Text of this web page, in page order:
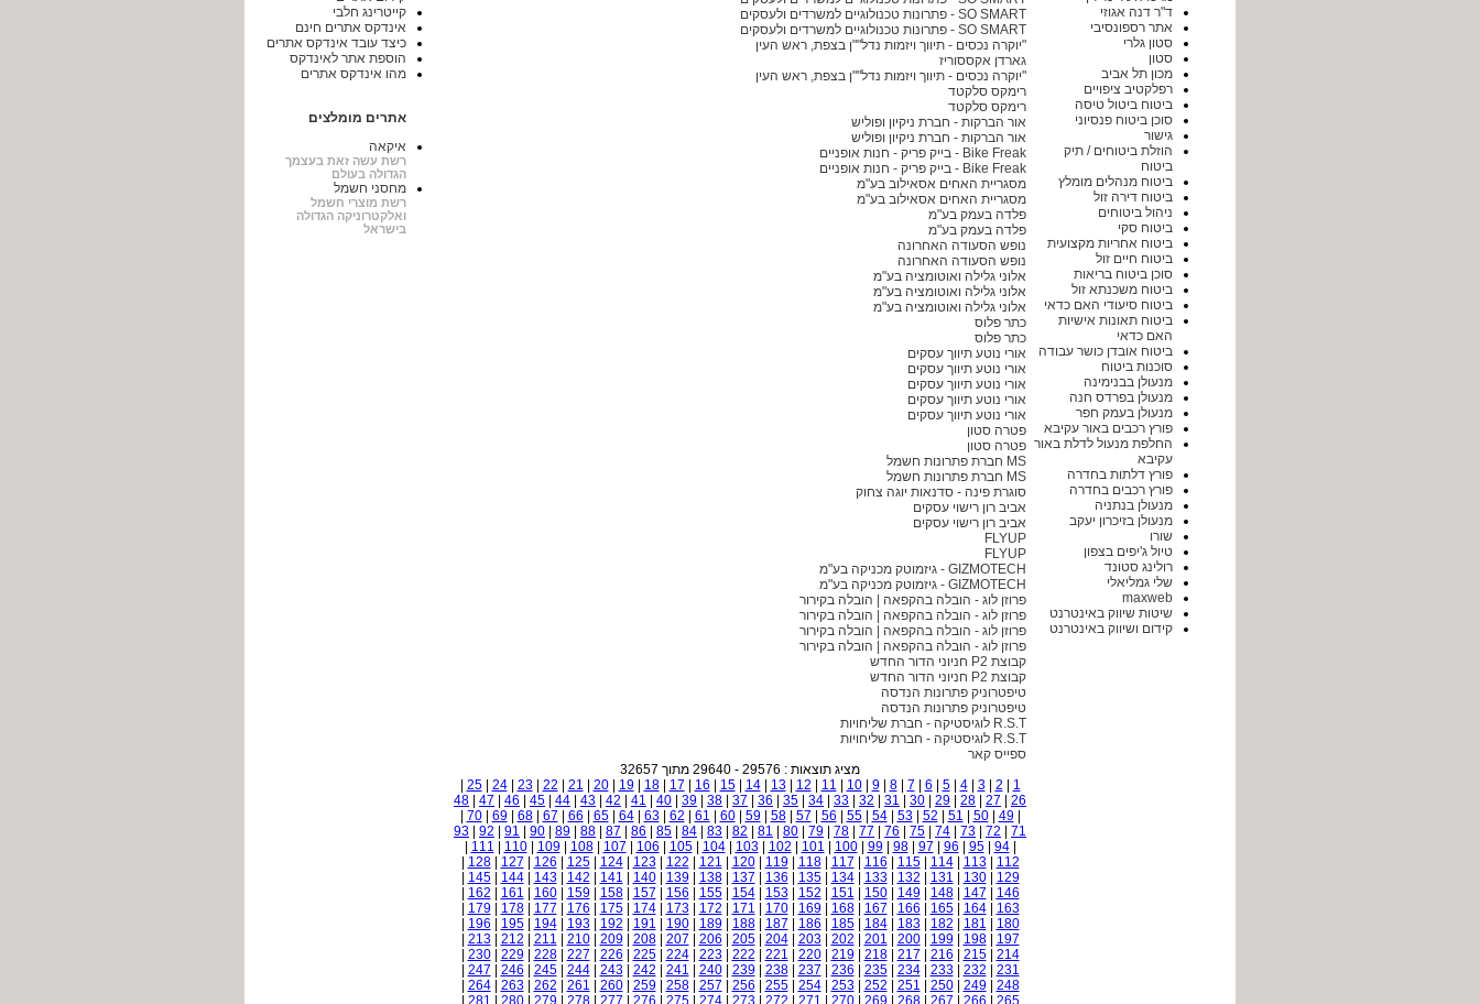
ד"ר דנה אגוזי
אתר רספונסיבי
סטון גלרי
סטון
מכון תל אביב
רפלקטיב ציפויים
ביטוח ביטול טיסה
סוכן ביטוח פנסיוני
גישור
הוזלת ביטוחים / תיק
ביטוח
ביטוח מנהלים מומלץ
ביטוח דירה זול
ניהול ביטוחים
ביטוח סקי
ביטוח אחריות מקצועית
ביטוח חיים זול
סוכן ביטוח בריאות
ביטוח משכנתא זול
ביטוח סיעודי האם כדאי
ביטוח תאונות אישיות
האם כדאי
ביטוח אובדן כושר עבודה
סוכנות ביטוח
מנעולן בבנימינה
מנעולן בפרדס חנה
מנעולן בעמק חפר
פורץ רכבים באור עקיבא
החלפת מנעול לדלת באור
עקיבא
פורץ דלתות בחדרה
פורץ רכבים בחדרה
מנעולן בנתניה
מנעולן בזיכרון יעקב
שורו
טיול ג'יפים בצפון
רולינג סטונד
שלי גמליאלי
maxweb
שיטות שיווק באינטרנט
קידום ושיווק באינטרנט
SO SMART - פתרונות טכנולוגיים למשרדים ולעסקים
SO SMART - פתרונות טכנולוגיים למשרדים ולעסקים
"יוקרה נכסים - תיווך ויזמות נדל""ן בצפת, ראש העין
גארדן אקססוריז
"יוקרה נכסים - תיווך ויזמות נדל""ן בצפת, ראש העין
רימקס סלקטד
רימקס סלקטד
אור הברקות - חברת ניקיון ופוליש
אור הברקות - חברת ניקיון ופוליש
Bike Freak - בייק פריק - חנות אופניים
Bike Freak - בייק פריק - חנות אופניים
מסגריית האחים אסאילוב בע"מ
מסגריית האחים אסאילוב בע"מ
פלדה בעמק בע"מ
פלדה בעמק בע"מ
נופש הסעודה האחרונה
נופש הסעודה האחרונה
אלוני גלילה ואוטומציה בע"מ
אלוני גלילה ואוטומציה בע"מ
אלוני גלילה ואוטומציה בע"מ
כתר פלוס
כתר פלוס
אורי נוטע תיווך עסקים
אורי נוטע תיווך עסקים
אורי נוטע תיווך עסקים
אורי נוטע תיווך עסקים
אורי נוטע תיווך עסקים
פטרה סטון
פטרה סטון
MS חברת פתרונות חשמל
MS חברת פתרונות חשמל
סוגרת פינה - סדנאות יוגה צחוק
אביב רון רישוי עסקים
אביב רון רישוי עסקים
FLYUP
FLYUP
GIZMOTECH - גיזמוטק מכניקה בע"מ
GIZMOTECH - גיזמוטק מכניקה בע"מ
פרוזן לוג - הובלה בהקפאה | הובלה בקירור
פרוזן לוג - הובלה בהקפאה | הובלה בקירור
פרוזן לוג - הובלה בהקפאה | הובלה בקירור
פרוזן לוג - הובלה בהקפאה | הובלה בקירור
קבוצת P2 חניוני הדור החדש
קבוצת P2 חניוני הדור החדש
טיפטרוניק פתרונות הנדסה
טיפטרוניק פתרונות הנדסה
R.S.T לוגיסטיקה - חברת שליחויות
R.S.T לוגיסטיקה - חברת שליחויות
ספייס קאר
מציג תוצאות : 29576 - 29640 מתוך 32657
1
2
|
3
|
4
|
5
6
7
|
8
|
9
|
10
11
12
|
13
|
14
|
15
16
17
|
18
|
19
|
20
21
22
|
23
|
24
|
25
26
27
28
29
30
31
32
33
34
35
36
37
38
39
40
41
42
43
44
45
46
47
48
|
49
|
50
51
52
|
53
|
54
|
55
56
57
|
58
|
59
|
60
61
62
|
63
|
64
|
65
66
67
|
68
|
69
|
70
71
72
73
74
75
76
77
78
79
80
81
82
83
84
85
86
87
88
89
90
91
92
93
|
94
|
95
96
97
|
98
|
99
|
100
101
102
|
103
|
104
|
105
106
107
|
108
|
109
|
110
111
112
|
113
|
114
|
115
116
117
|
118
|
119
|
120
121
122
|
123
|
124
|
125
126
127
|
128
129
|
130
131
132
|
133
|
134
|
135
136
137
|
138
|
139
|
140
141
142
|
143
|
144
|
145
146
147
|
148
|
149
|
150
151
152
|
153
|
154
|
155
156
157
|
158
|
159
|
160
161
162
163
|
164
|
165
166
167
|
168
|
169
|
170
171
172
|
173
|
174
|
175
176
177
|
178
|
179
180
181
182
|
183
|
184
|
185
186
187
|
188
|
189
|
190
191
192
|
193
|
194
|
195
196
197
|
198
|
199
|
200
201
202
|
203
|
204
|
205
206
207
|
208
|
209
|
210
211
212
|
213
214
|
215
216
217
|
218
|
219
|
220
221
222
|
223
|
224
|
225
226
227
|
228
|
229
|
230
231
232
|
233
|
234
|
235
236
237
|
238
|
239
|
240
241
242
|
243
|
244
|
245
246
247
248
|
249
|
250
251
252
|
253
|
254
|
255
256
257
|
258
|
259
|
260
261
262
|
263
|
264
265
266
267
|
268
|
269
|
270
271
272
|
273
|
274
|
275
276
277
|
278
|
279
|
280
281
קייטרינג חלבי
אינדקס אתרים חינם
כיצד עובד אינדקס אתרים
הוספת אתר לאינדקס
מהו אינדקס אתרים
אתרים מומלצים
איקאה
רשת עשה זאת בעצמך
הגדולה בעולם
מחסני חשמל
רשת מוצרי חשמל
ואלקטרוניקה הגדולה
בישראל